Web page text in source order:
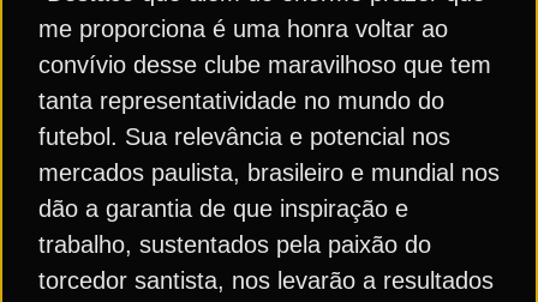
me proporciona é uma honra voltar ao
convívio desse clube maravilhoso que tem
tanta representatividade no mundo do
futebol. Sua relevância e potencial nos
mercados paulista, brasileiro e mundial nos
dão a garantia de que inspiração e
trabalho, sustentados pela paixão do
torcedor santista, nos levarão a resultados